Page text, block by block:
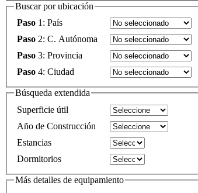
Buscar por ubicación
Paso 1: País
Paso 2: C. Autónoma
Paso 3: Provincia
Paso 4: Ciudad
Búsqueda extendida
Superficie útil
Año de Construcción
Estancias
Dormitorios
Más detalles de equipamiento